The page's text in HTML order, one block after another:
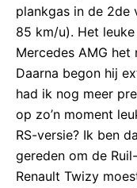
plankgas in de 2de
85 km/u). Het
Mercedes AMG het
Daarna begon hij
had ik nog meer
op zo’n moment
RS-versie? Ik ben
gereden om de
Renault Twizy